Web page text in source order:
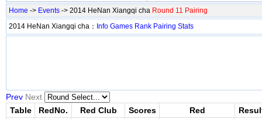
Home -> Events -> 2014 HeNan Xiangqi cha Round 11 Pairing
2014 HeNan Xiangqi cha： Info Games Rank Pairing Stats
Prev Next
Table
RedNo. Red Club Scores Red